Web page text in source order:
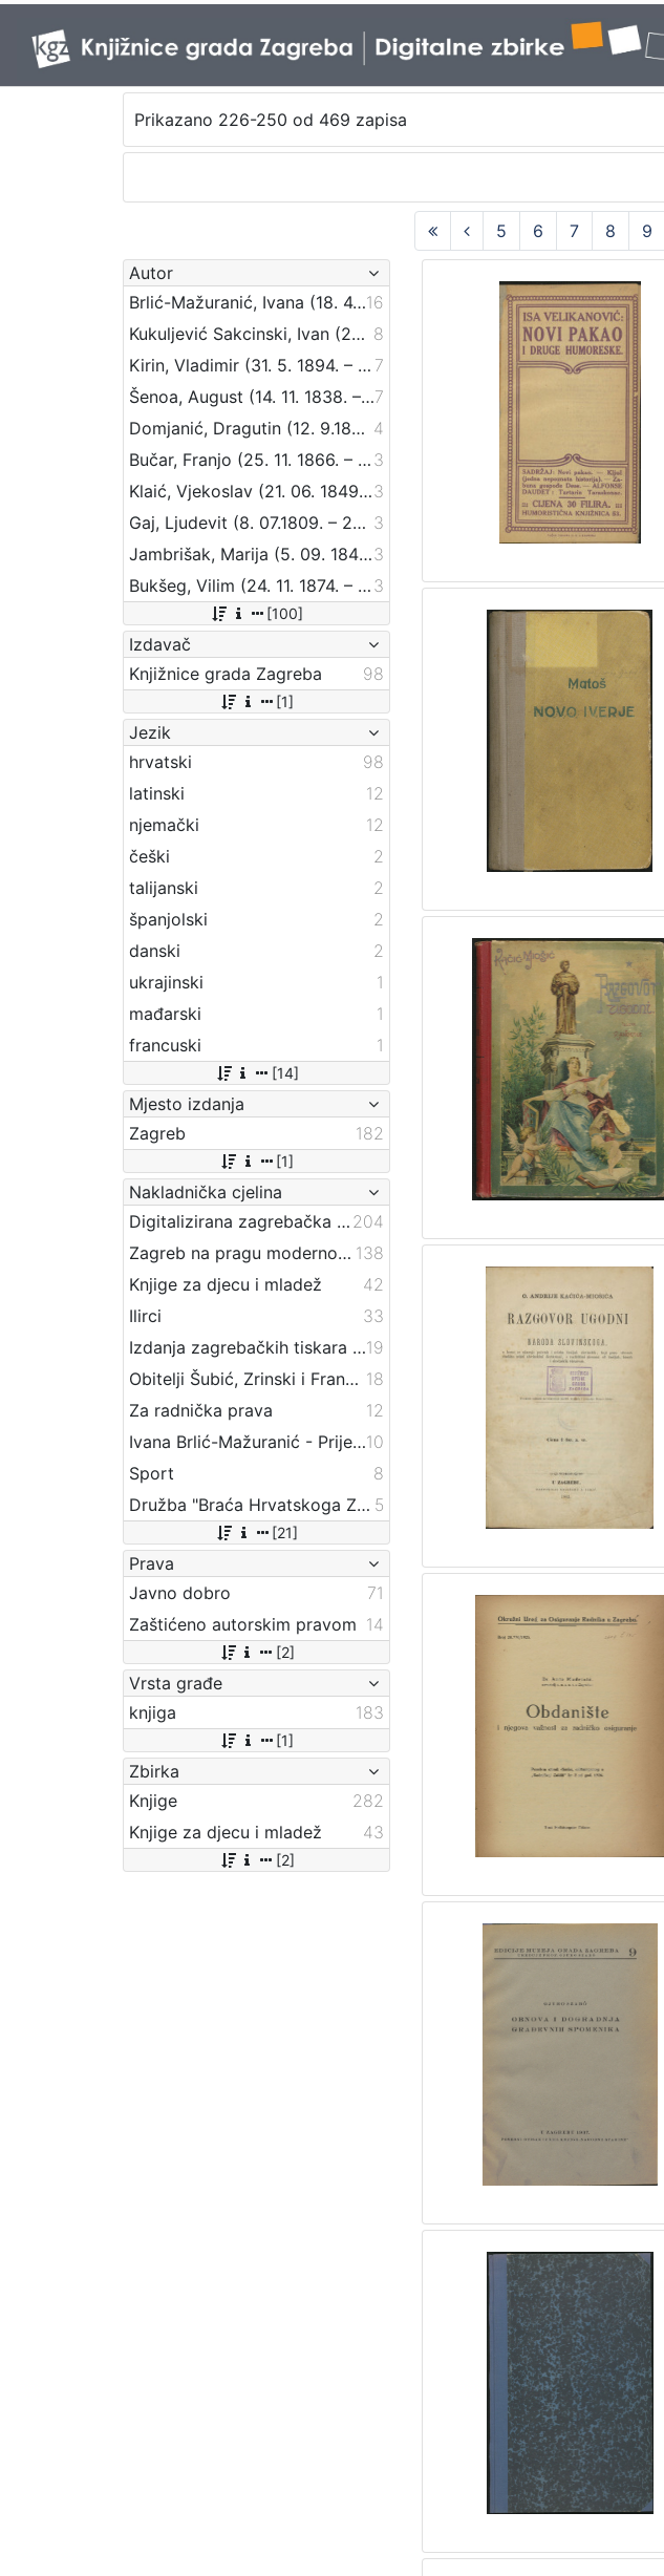
Prikazano 226-250 od 469 zapisa
5 6 7 8 9
Autor
Brlić-Mažuranić, Ivana (18. 4. 1874. – 21. 9. 1938.)16
Kukuljević Sakcinski, Ivan (29. 5. 1816. – 1. 8. 1889.) 8
Kirin, Vladimir (31. 5. 1894. – 5. 10. 1963.) 7
Šenoa, August (14. 11. 1838. – 13. 12. 1881.)7
Domjanić, Dragutin (12. 9.1875. – 07. 6.1933.) 4
Bučar, Franjo (25. 11. 1866. – 26. 12. 1946.) 3
Klaić, Vjekoslav (21. 06. 1849. – 01. 07. 1928.)3
Gaj, Ljudevit (8. 07.1809. – 20. 04.1872.) 3
Jambrišak, Marija (5. 09. 1847 – 23. 01. 1937)3
Bukšeg, Vilim (24. 11. 1874. – 1. 03. 1924.) 3
[100]
Izdavač
Knjižnice grada Zagreba
98
[1]
Jezik
hrvatski
98
latinski
12
njemački
12
češki
2
talijanski
2
španjolski
2
danski
2
ukrajinski
1
mađarski
1
francuski
1
[14]
Mjesto izdanja
Zagreb
182
[1]
Nakladnička cjelina
Digitalizirana zagrebačka baština 204
Zagreb na pragu modernog doba 138
Knjige za djecu i mladež
42
Ilirci
33
Izdanja zagrebačkih tiskara 17. i 18. stoljeća19
Obitelji Šubić, Zrinski i Frankopan 18
Za radnička prava
12
Ivana Brlić-Mažuranić - Prijevodi10
Sport
8
Družba "Braća Hrvatskoga Zmaja" 5
[21]
Prava
Javno dobro
71
Zaštićeno autorskim pravom 14
[2]
Vrsta građe
knjiga
183
[1]
Zbirka
Knjige
282
Knjige za djecu i mladež
43
[2]